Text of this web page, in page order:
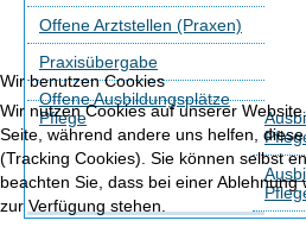
Offene Arztstellen (Praxen)
Praxisübergabe
Offene Ausbildungsplätze
Pflege
Wir benutzen Cookies
Wir nutzen Cookies auf unserer
Seite, während andere uns helfen,
(Tracking Cookies). Sie können selbst
beachten Sie, dass bei einer
zur Verfügung stehen.